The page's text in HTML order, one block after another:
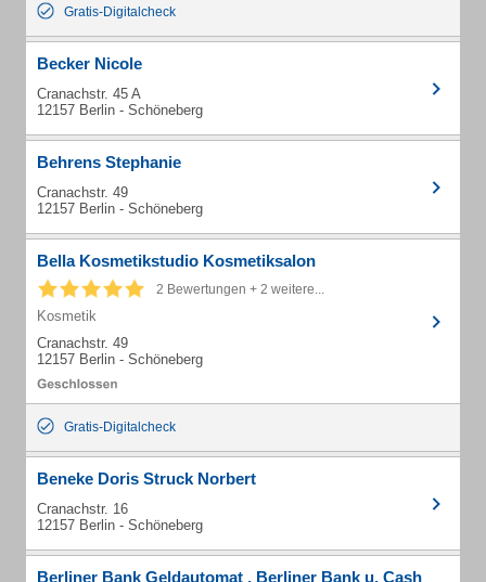
Gratis-Digitalcheck
Becker Nicole
Cranachstr. 45 A
12157 Berlin - Schöneberg
Behrens Stephanie
Cranachstr. 49
12157 Berlin - Schöneberg
Bella Kosmetikstudio Kosmetiksalon
2 Bewertungen + 2 weitere...
Kosmetik
Cranachstr. 49
12157 Berlin - Schöneberg
Gratis-Digitalcheck
Beneke Doris Struck Norbert
Cranachstr. 16
12157 Berlin - Schöneberg
Berliner Bank Geldautomat , Berliner Bank u. Cash